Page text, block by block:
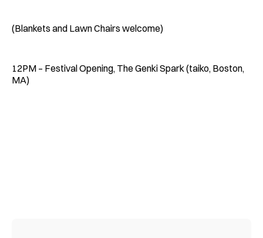
(Blankets and Lawn Chairs welcome)
12PM – Festival Opening, The Genki Spark (taiko, Boston,
MA)